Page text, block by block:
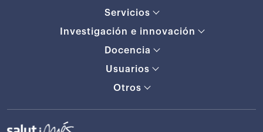
Servicios
Investigación e innovación
Docencia
Usuarios
Otros